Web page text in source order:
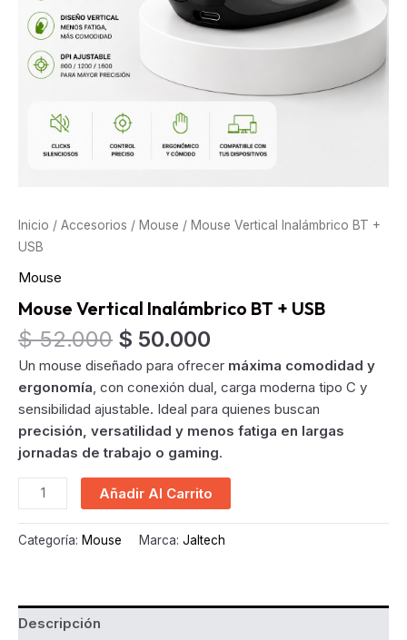
Inicio / Accesorios / Mouse / Mouse Vertical Inalámbrico BT +
USB
Mouse
Mouse Vertical Inalámbrico BT + USB
$52.000 Original
price
was:
$ 52.000.
$ 50.000
price
is:
$ 50.000.
Un mouse diseñado para ofrecer máxima comodidad y
ergonomía , con conexión dual, carga moderna tipo C y
sensibilidad ajustable. Ideal para quienes buscan
precisión, versatilidad y menos fatiga en largas
jornadas de trabajo o gaming.
Mouse
Vertical
cantidad
Añadir Al Carrito
Categoría: Mouse Marca: Jaltech
Descripción